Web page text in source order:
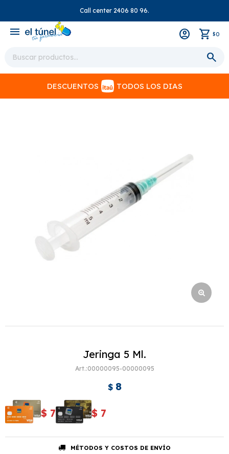
Call center 2406 80 96.
menu $0
DESCUENTOS TODOS LOS DIAS
Jeringa 5 Ml.
00000095-00000095
$ 8
$ 7 $ 7
MÉTODOS Y COSTOS DE ENVÍO
close